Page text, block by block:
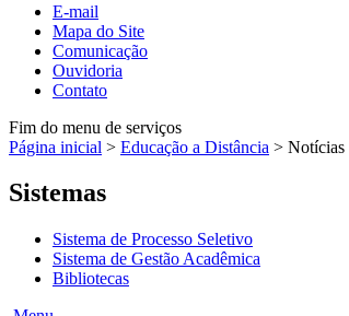
E-mail
Mapa do Site
Comunicação
Ouvidoria
Contato
Fim do menu de serviços
Página inicial > Educação a Distância > Notícias
Sistemas
Sistema de Processo Seletivo
Sistema de Gestão Acadêmica
Bibliotecas